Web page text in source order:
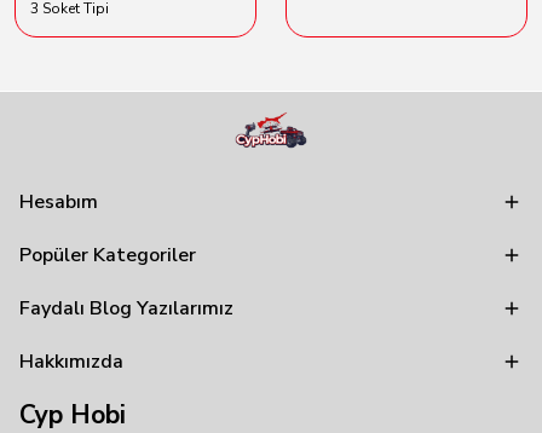
3 Soket Tipi
Hesabım
Popüler Kategoriler
Faydalı Blog Yazılarımız
Hakkımızda
Cyp Hobi